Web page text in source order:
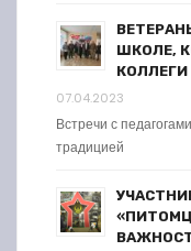
ШКОЛЕ,
07.04.2023
Встречи с
традицией